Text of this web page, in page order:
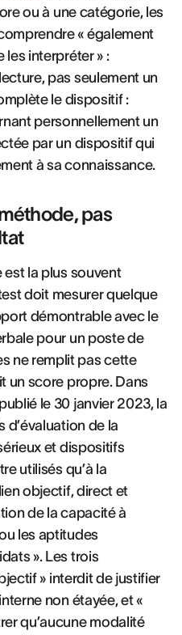
ou à une catégorie, les
« également
les interpréter » :
pas seulement un
le dispositif :
personnellement un
par un dispositif qui
à sa connaissance.
pas
la plus souvent
doit mesurer quelque
démontrable avec le
pour un poste de
ne remplit pas cette
un score propre. Dans
le 30 janvier 2023, la
d’évaluation de la
et dispositifs
utilisés qu’à la
objectif, direct et
de la capacité à
les aptitudes
». Les trois
» interdit de justifier
non étayée, et «
qu’aucune modalité